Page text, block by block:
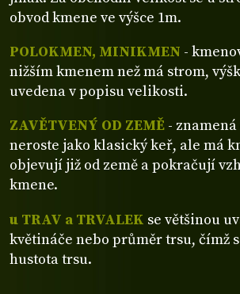
obvod kmene ve výšce 1m.
POLOKMEN, MINIKMEN -
nižším kmenem než má strom,
uvedena v popisu velikosti.
ZAVĚTVENÝ OD ZEMĚ -
neroste jako klasický keř, ale má
objevují již od země a pokračují
kmene.
u TRAV a TRVALEK se většinou
květináče nebo průměr trsu, čímž
hustota trsu.